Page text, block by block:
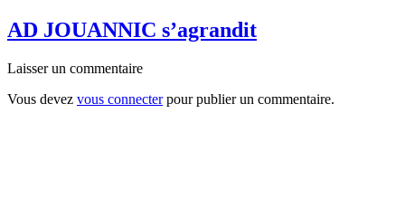
AD JOUANNIC s’agrandit
Laisser un commentaire
Vous devez vous connecterpour publier un commentaire.